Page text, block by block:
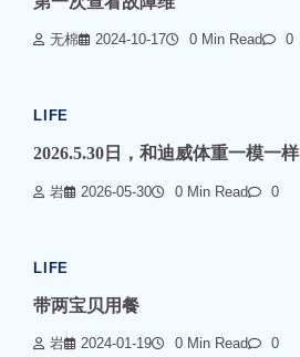
无棉 2024-10-17 0 Min Read 0
LIFE
2026.5.30日，和迪威体重一模一样
岩 2026-05-30 0 Min Read 0
LIFE
带两宝贝用餐
岩 2024-01-19 0 Min Read 0